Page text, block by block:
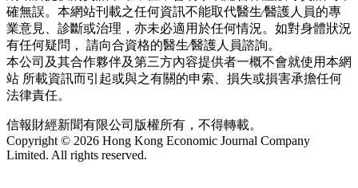
確無誤。本網站刊載之任何資訊不能取代醫生∕醫護人員的專
業意見、診斷或治理，亦未必適用於任何情況。如對身體狀況
有任何疑問， 請向合資格的醫生∕醫護人員諮詢。
本公司及其合作夥伴及第三方內容提供者一概不會就使用本網
站 所載資訊而引起或與之有關的申索、損失或損害承擔任何
法律責任。
信報財經新聞有限公司版權所有，不得轉載。
Copyright © 2026 Hong Kong Economic Journal Company
Limited. All rights reserved.